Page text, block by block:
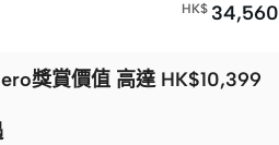
HK$ 34,560
獎賞價值 高達 HK$10,399